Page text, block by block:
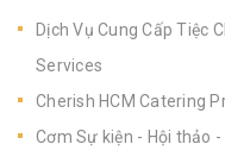
Dịch Vụ Cung Cấp Tiệc
Services
Cherish HCM Catering
Cơm Sự kiện - Hội thảo -